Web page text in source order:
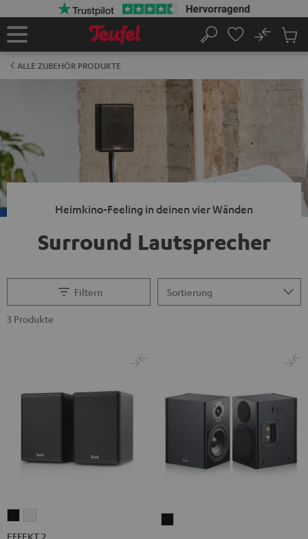
Startseite
Suche
No
ALLE ZUBEHÖR PRODUKTE
Heimkino-Feeling in deinen vier Wänden
Surround Lautsprecher
Filtern
3 Produkte
2
2
EFFEKT 2